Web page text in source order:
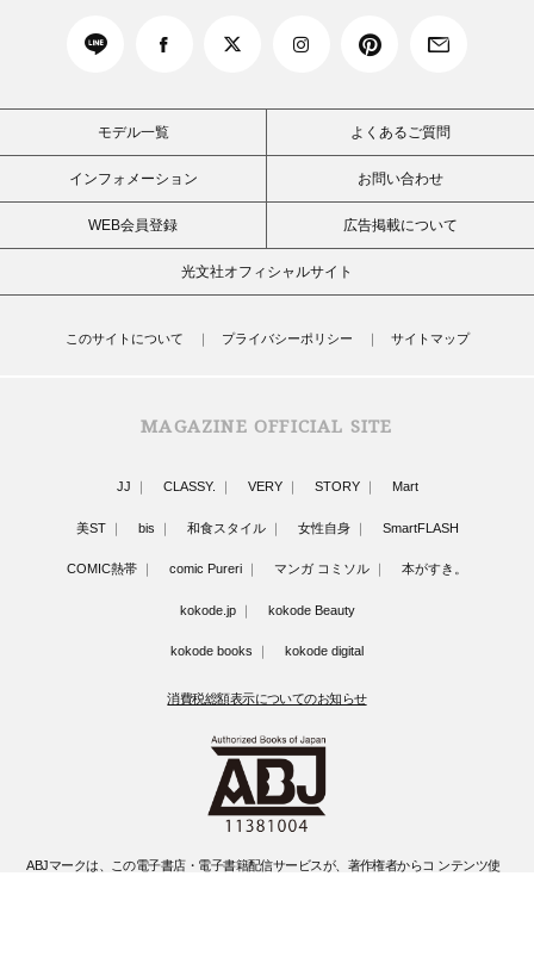
モデル一覧 よくあるご質問
インフォメーション お問い合わせ
WEB会員登録 広告掲載について
光文社オフィシャルサイト
このサイトについて プライバシーポリシー サイトマップ
MAGAZINE OFFICIAL SITE
JJ CLASSY. VERY STORY Mart
美ST bis 和食スタイル 女性自身 SmartFLASH
COMIC熱帯 comic Pureri マンガ コミソル 本がすき。
kokode.jp kokode Beauty
kokode books kokode digital
消費税総額表示についてのお知らせ
ABJマークは、この電子書店・電子書籍配信サービスが、著作権者からコ ンテンツ使